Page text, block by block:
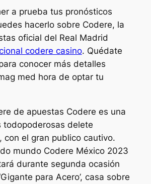
a prueba tus pronósticos
hacerlo sobre Codere, la
oficial del Real Madrid
codere casino. Quédate
conocer más detalles
med hora de optar tu
de apuestas Codere es una
todopoderosas delete
con el gran publico cautivo.
mundo Codere México 2023
durante segunda ocasión
para Acero’, casa sobre